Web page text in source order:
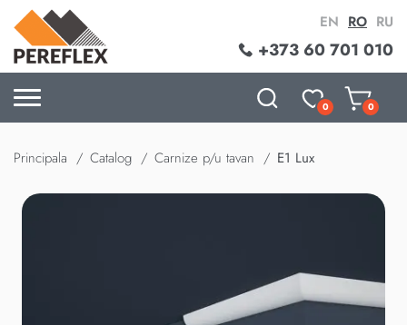
+373 60 701 010
EN RO RU
0 0
Principala Catalog Carnize p/u tavan E1 Lux